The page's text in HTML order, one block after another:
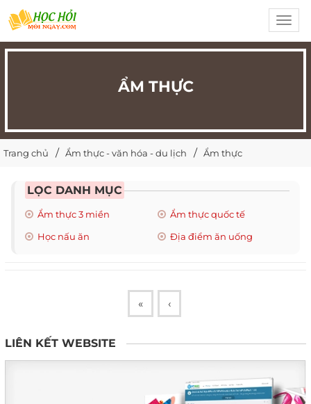
ẨM THỰC
Trang chủ Ẩm thực - văn hóa - du lịch Ẩm thực
LỌC DANH MỤC
Ẩm thực 3 miền
Ẩm thực quốc tế
Học nấu ăn
Địa điểm ăn uống
« ‹
LIÊN KẾT WEBSITE